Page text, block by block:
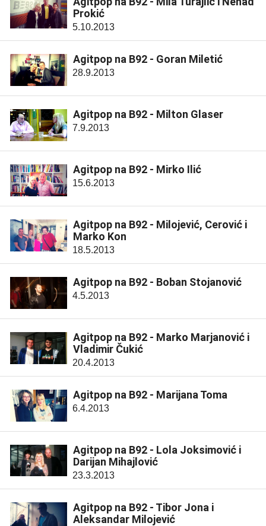
Prokić
5.10.2013
Agitpop na B92 - Goran Miletić
28.9.2013
Agitpop na B92 - Milton Glaser
7.9.2013
Agitpop na B92 - Mirko Ilić
15.6.2013
Agitpop na B92 - Milojević, Cerović i
Marko Kon
18.5.2013
Agitpop na B92 - Boban Stojanović
4.5.2013
Agitpop na B92 - Marko Marjanović i
Vladimir Čukić
20.4.2013
Agitpop na B92 - Marijana Toma
6.4.2013
Agitpop na B92 - Lola Joksimović i
Darijan Mihajlović
23.3.2013
Agitpop na B92 - Tibor Jona i
Aleksandar Milojević